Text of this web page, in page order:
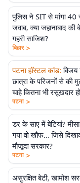
पुलिस ने SIT से मांगा 40
जवाब, क्या जहानाबाद
गहरी साजिश?
बिहार >
पटना हॉस्टल कांड: विजय
छात्रा के परिजनों से की
चाहे कितना भी रसूखदार
पटना >
डर के साए में बेटियां?
गया वो खौफ… जिसे
मौजूदा सरकार?
पटना >
असुरक्षित बेटी, खामोश